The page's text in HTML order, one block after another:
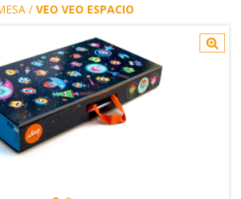
/ VEO VEO ESPACIO